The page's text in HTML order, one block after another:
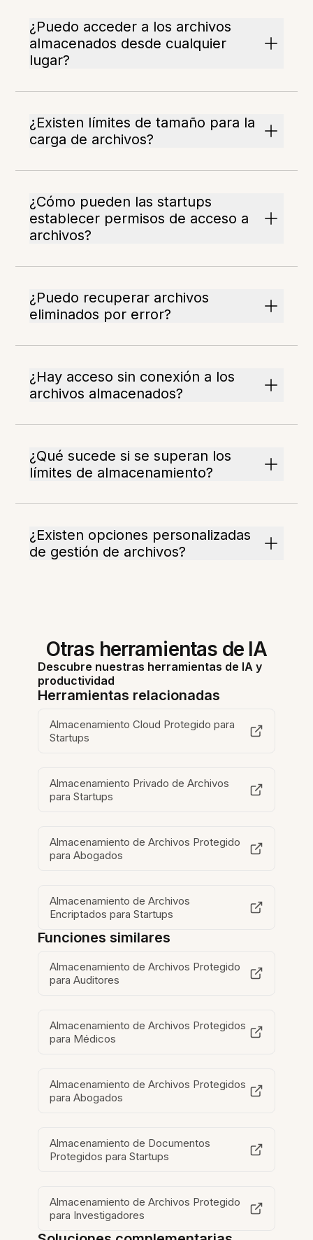
¿Puedo acceder a los archivos
almacenados desde cualquier
lugar?
¿Existen límites de tamaño para la
carga de archivos?
¿Cómo pueden las startups
establecer permisos de acceso a
archivos?
¿Puedo recuperar archivos
eliminados por error?
¿Hay acceso sin conexión a los
archivos almacenados?
¿Qué sucede si se superan los
límites de almacenamiento?
¿Existen opciones personalizadas
de gestión de archivos?
Otras herramientas de IA
Descubre nuestras herramientas de IA y
productividad
Herramientas relacionadas
Almacenamiento Cloud Protegido para
Startups
Almacenamiento Privado de Archivos
para Startups
Almacenamiento de Archivos Protegido
para Abogados
Almacenamiento de Archivos
Encriptados para Startups
Funciones similares
Almacenamiento de Archivos Protegido
para Auditores
Almacenamiento de Archivos Protegidos
para Médicos
Almacenamiento de Archivos Protegidos
para Abogados
Almacenamiento de Documentos
Protegidos para Startups
Almacenamiento de Archivos Protegido
para Investigadores